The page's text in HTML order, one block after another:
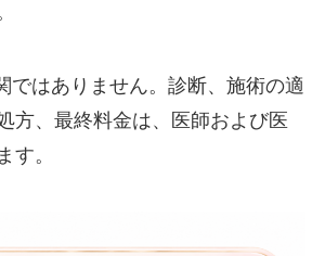
はありません。診断、施術の適
方、最終料金は、医師および医
す。